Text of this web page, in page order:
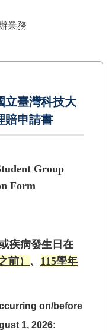
業務
立臺灣科技大
賠申請書
Group
Form
疾病發生日在
前） 、 115學年
on/before
1, 2026: